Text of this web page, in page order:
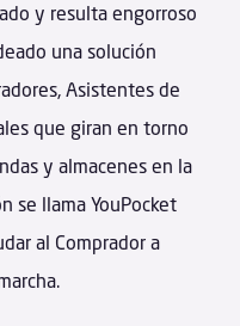
y resulta engorroso
una solución
Asistentes de
que giran en torno
y almacenes en la
se llama YouPocket
al Comprador a